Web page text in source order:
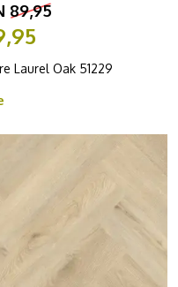
89,95
Laurel Oak 51229